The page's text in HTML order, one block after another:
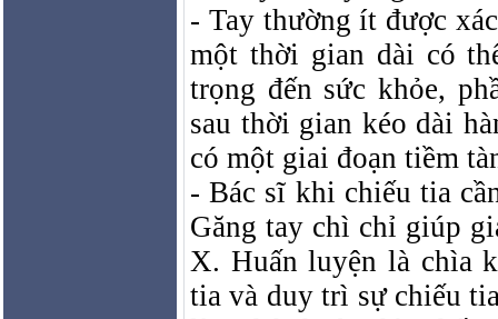
- Taythường ít được
một thời gian dài có
trọng đến sức khỏe,
sau thời gian kéo dài
có một giai đoạn tiềm
- Bác sĩ khi chiếu tia
Găng tay chì chỉ giúp
X. Huấn luyện là chìa
tia và duy trì sự chiếu